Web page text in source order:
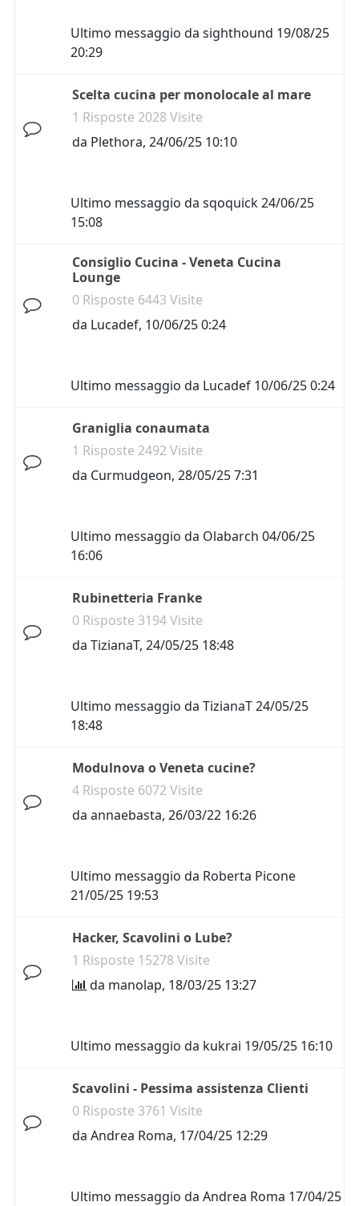
Ultimo messaggio da sighthound 19/08/25
20:29
Scelta cucina per monolocale al mare
1 Risposte 2028 Visite
da Plethora, 24/06/25 10:10
Ultimo messaggio da sqoquick24/06/25
15:08
Consiglio Cucina - Veneta Cucina
Lounge
0 Risposte 6443 Visite
da Lucadef, 10/06/25 0:24
Ultimo messaggio da Lucadef 10/06/25 0:24
Graniglia conaumata
1 Risposte 2492 Visite
da Curmudgeon, 28/05/25 7:31
Ultimo messaggio da Olabarch 04/06/25
16:06
Rubinetteria Franke
0 Risposte 3194 Visite
da TizianaT, 24/05/25 18:48
Ultimo messaggio da TizianaT24/05/25
18:48
Modulnova o Veneta cucine?
4 Risposte 6072 Visite
da annaebasta, 26/03/22 16:26
Ultimo messaggio da Roberta Picone
21/05/25 19:53
Hacker, Scavolini o Lube?
1 Risposte 15278 Visite
da manolap, 18/03/25 13:27
Ultimo messaggio da kukrai 19/05/25 16:10
Scavolini - Pessima assistenza Clienti
0 Risposte 3761 Visite
da Andrea Roma, 17/04/25 12:29
Ultimo messaggio da Andrea Roma 17/04/25